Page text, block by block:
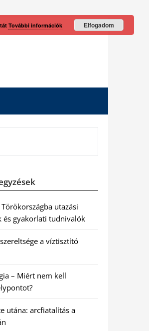
utazási
és gyakorlati tudnivalók
a víztisztító
– Miért nem kell
utána: arcfiatalítás a
További információk Elfogadom